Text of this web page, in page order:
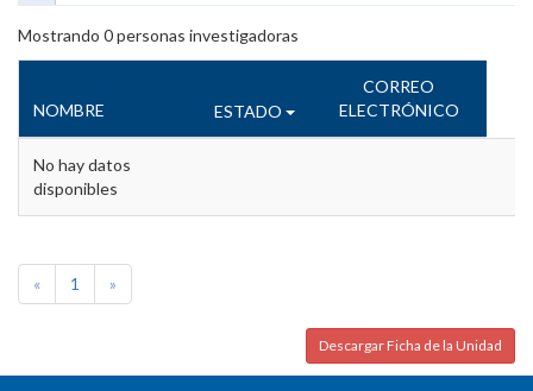
Mostrando 0personas investigadoras
NOMBRE ESTADO
CORREO
ELECTRÓNICO
No hay datos
disponibles
« 1 »
Descargar Ficha de la Unidad